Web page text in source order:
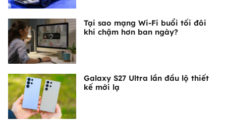
Tại sao mạng Wi-Fi buổi tối đôi
khi chậm hơn ban ngày?
Galaxy S27 Ultra lần đầu lộ thiết
kế mới lạ